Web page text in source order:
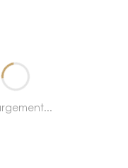
authentiques et à prix